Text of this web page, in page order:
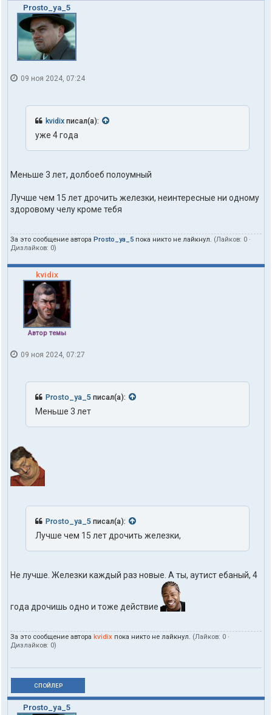
Prosto_ya_5
09 ноя 2024, 07:24
kvidix писал(а):
уже 4 года
Меньше 3 лет, долбоеб полоумный
Лучше чем 15 лет дрочить железки, неинтересные ни одному
здоровому челу кроме тебя
За это сообщение автора Prosto_ya_5 пока никто не лайкнул. (Лайков: 0 ·
Дизлайков: 0)
kvidix
Автор темы
09 ноя 2024, 07:27
Prosto_ya_5 писал(а):
Меньше 3 лет
Prosto_ya_5 писал(а):
Лучше чем 15 лет дрочить железки,
Не лучше. Железки каждый раз новые. А ты, аутист ебаный, 4
года дрочишь одно и тоже действие
За это сообщение автора kvidix пока никто не лайкнул. (Лайков: 0 ·
Дизлайков: 0)
СПОЙЛЕР
Prosto_ya_5